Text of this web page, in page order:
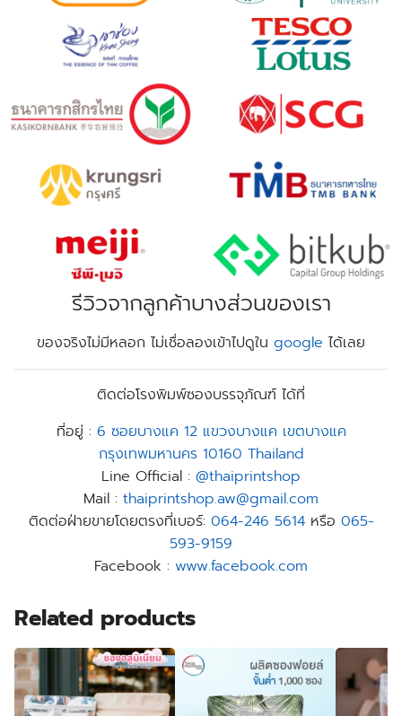
รีวิวจากลูกค้าบางส่วนของเรา
ของจริงไม่มีหลอก ไม่เชื่อลองเข้าไปดูใน google ได้เลย
ติดต่อโรงพิมพ์ซองบรรจุภัณฑ์ ได้ที่
ที่อยู่ : 6 ซอยบางแค 12 แขวงบางแค เขตบางแค
กรุงเทพมหานคร 10160 Thailand
Line Official : @thaiprintshop
Mail : thaiprintshop.aw@gmail.com
ติดต่อฝ่ายขายโดยตรงที่เบอร์: 064-246 5614หรือ 065-
593-9159
Facebook : www.facebook.com
Related products